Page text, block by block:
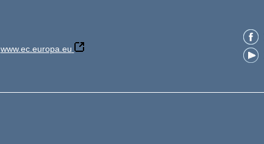
www.ec.europa.eu